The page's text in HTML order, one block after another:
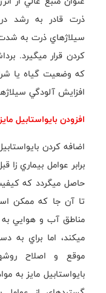
ذرت قادر به رشد در
سيلاژهاي ذرت به
كردن قرار ميگيرد.
كه وضعيت گياه يا
افزايش آلودگي
افزودن بايواستابيل
اضافه كردن
برابر عوامل بيماري
حاصل ميگردد كه
تا آن جا كه ممكن
مناطق آب و هوايي
ميكند، اما براي به
موقع و اصلاح
بايواستابيل مايز به